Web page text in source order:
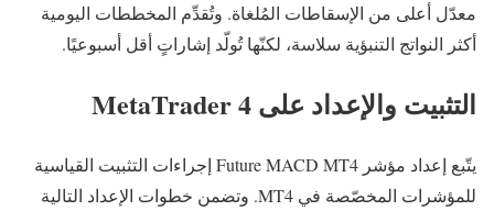
معدّل أعلى من الإسقاطات المُلغاة. وتُقدِّم المخططات اليومية
أكثر النواتج التنبؤية سلاسة، لكنّها تُولّد إشاراتٍ أقل أسبوعيًا.
التثبيت والإعداد على MetaTrader 4
يتّبع إعداد مؤشر Future MACD MT4 إجراءات التثبيت القياسية
للمؤشرات المخصّصة في MT4. وتضمن خطوات الإعداد التالية